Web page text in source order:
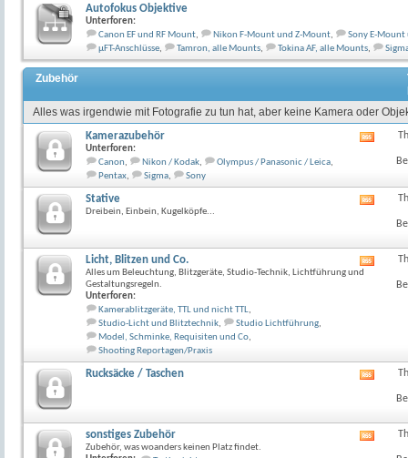
Autofokus Objektive
Unterforen:
Canon EF und RF Mount, Nikon F-Mount und Z-Mount,
Sony E-
µFT-Anschlüsse, Tamron, alle Mounts, Tokina AF, alle Mounts,
Zubehör
Alles was irgendwie mit Fotografie zu tun hat, aber keine Kamera oder
Kamerazubehör
Unterforen:
Canon, Nikon / Kodak, Olympus / Panasonic / Leica,
Pentax, Sigma, Sony
dieses
Stative
Dreibein, Einbein, Kugelköpfe...
dieses
Licht, Blitzen und Co.
Alles um Beleuchtung, Blitzgeräte, Studio-Technik, Lichtführung und
Gestaltungsregeln.
Unterforen:
Kamerablitzgeräte, TTL und nicht TTL,
Studio-Licht und Blitztechnik, Studio Lichtführung,
Model, Schminke, Requisiten und Co,
Shooting Reportagen/Praxis
dieses
Rucksäcke / Taschen
dieses
sonstiges Zubehör
Zubehör, was woanders keinen Platz findet.